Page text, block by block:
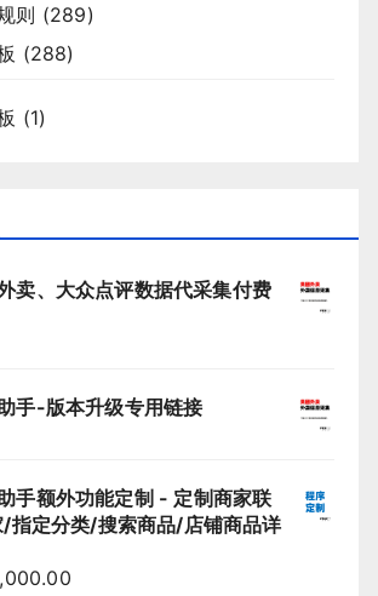
则 (289)
(288)
(1)
卖、大众点评数据代采集付费
手-版本升级专用链接
手额外功能定制 - 定制商家联
指定分类/搜索商品/店铺商品详